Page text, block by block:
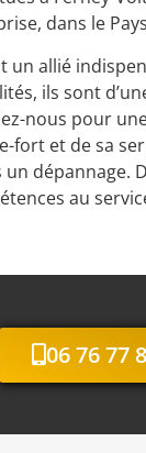
dans le
un allié
ils sont
nous pour
et de sa
dépannage.
au
06 76 77